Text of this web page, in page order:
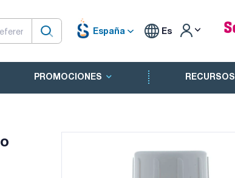
España Es
PROMOCIONES RECURSOS